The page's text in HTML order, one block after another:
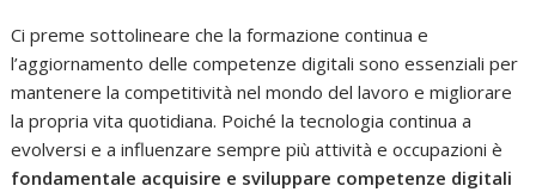
Ci preme sottolineare che la formazione continua e
l’aggiornamento delle competenze digitali sono essenziali per
mantenere la competitività nel mondo del lavoro e migliorare
la propria vita quotidiana. Poiché la tecnologia continua a
evolversi e a influenzare sempre più attività e occupazioni è
fondamentale acquisire e sviluppare competenze digitali